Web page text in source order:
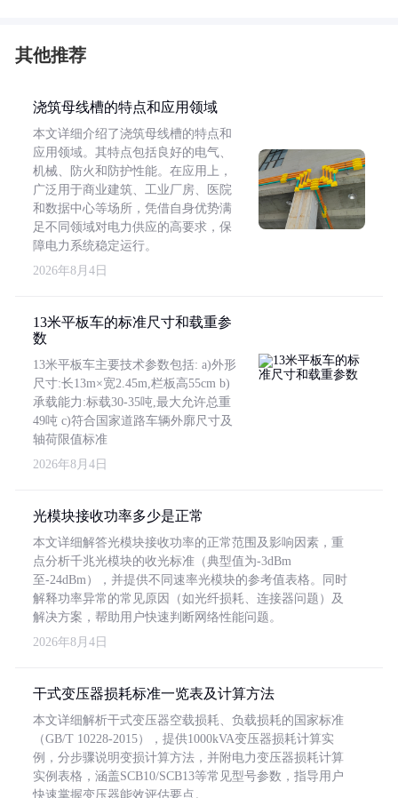
其他推荐
浇筑母线槽的特点和应用领域
本文详细介绍了浇筑母线槽的特点和
应用领域。其特点包括良好的电气、
机械、防火和防护性能。在应用上，
广泛用于商业建筑、工业厂房、医院
和数据中心等场所，凭借自身优势满
足不同领域对电力供应的高要求，保
障电力系统稳定运行。
2026年8月4日
13米平板车的标准尺寸和载重参
数
13米平板车主要技术参数包括: a)外形
尺寸:长13m×宽2.45m,栏板高55cm b)
承载能力:标载30-35吨,最大允许总重
49吨 c)符合国家道路车辆外廓尺寸及
轴荷限值标准
2026年8月4日
光模块接收功率多少是正常
本文详细解答光模块接收功率的正常范围及影响因素，重
点分析千兆光模块的收光标准（典型值为-3dBm
至-24dBm），并提供不同速率光模块的参考值表格。同时
解释功率异常的常见原因（如光纤损耗、连接器问题）及
解决方案，帮助用户快速判断网络性能问题。
2026年8月4日
干式变压器损耗标准一览表及计算方法
本文详细解析干式变压器空载损耗、负载损耗的国家标准
（GB/T 10228-2015），提供1000kVA变压器损耗计算实
例，分步骤说明变损计算方法，并附电力变压器损耗计算
实例表格，涵盖SCB10/SCB13等常见型号参数，指导用户
快速掌握变压器能效评估要点。